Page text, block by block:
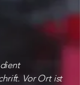
Vor Ort ist